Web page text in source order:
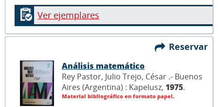
Ver ejemplares
Reservar
Análisis matemático
Rey Pastor, Julio Trejo, César .- Buenos
Aires (Argentina) : Kapelusz, 1975.
Material bibliográfico en formato papel.